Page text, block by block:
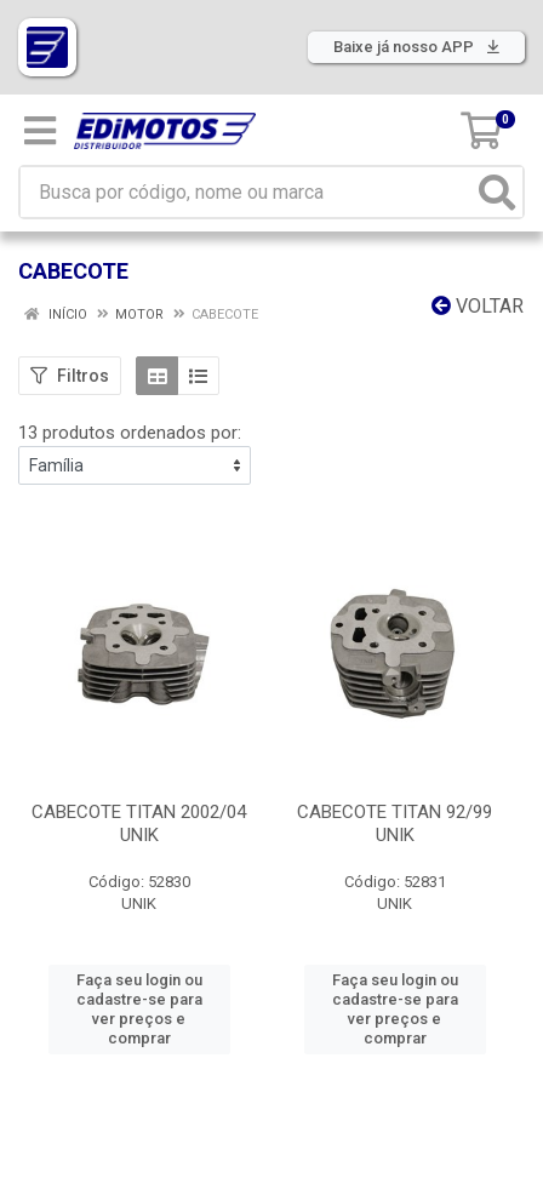
Baixe já nosso APP
0
CABECOTE
VOLTAR
INÍCIO MOTOR CABECOTE
Filtros
13 produtos ordenados por:
CABECOTE TITAN 2002/04
UNIK
Código: 52830
UNIK
Faça seu login ou
cadastre-se para
ver preços e
comprar
CABECOTE TITAN 92/99
UNIK
Código: 52831
UNIK
Faça seu login ou
cadastre-se para
ver preços e
comprar